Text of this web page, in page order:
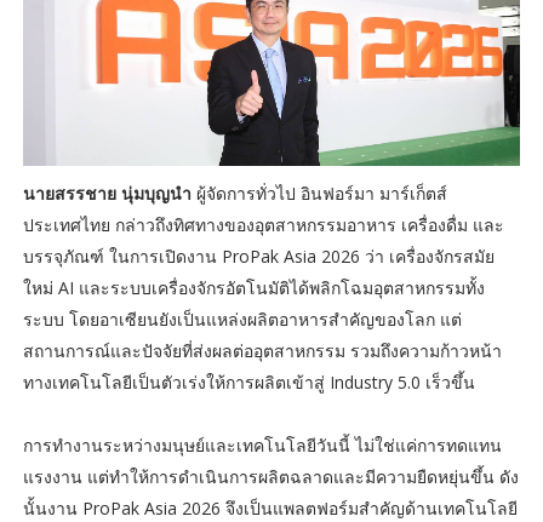
นายสรรชาย นุ่มบุญนำ ผู้จัดการทั่วไป อินฟอร์มา มาร์เก็ตส์
ประเทศไทย กล่าวถึงทิศทางของอุตสาหกรรมอาหาร เครื่องดื่ม และ
บรรจุภัณฑ์ ในการเปิดงาน ProPak Asia 2026 ว่า เครื่องจักรสมัย
ใหม่ AI และระบบเครื่องจักรอัตโนมัติได้พลิกโฉมอุตสาหกรรมทั้ง
ระบบ โดยอาเซียนยังเป็นแหล่งผลิตอาหารสำคัญของโลก แต่
สถานการณ์และปัจจัยที่ส่งผลต่ออุตสาหกรรม รวมถึงความก้าวหน้า
ทางเทคโนโลยีเป็นตัวเร่งให้การผลิตเข้าสู่ Industry 5.0 เร็วขึ้น
การทำงานระหว่างมนุษย์และเทคโนโลยีวันนี้ ไม่ใช่แค่การทดแทน
แรงงาน แต่ทำให้การดำเนินการผลิตฉลาดและมีความยืดหยุ่นขึ้น ดัง
นั้นงาน ProPak Asia 2026 จึงเป็นแพลตฟอร์มสำคัญด้านเทคโนโลยี